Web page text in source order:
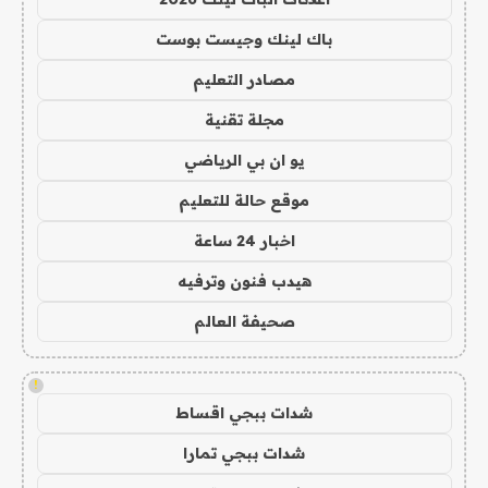
باك لينك وجيست بوست
مصادر التعليم
مجلة تقنية
يو ان بي الرياضي
موقع حالة للتعليم
اخبار 24 ساعة
هيدب فنون وترفيه
صحيفة العالم
!
شدات ببجي اقساط
شدات ببجي تمارا